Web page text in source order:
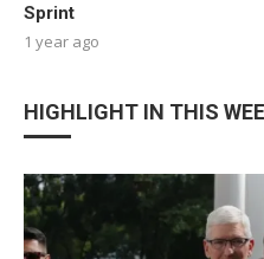
Sprint
1 year ago
HIGHLIGHT IN THIS